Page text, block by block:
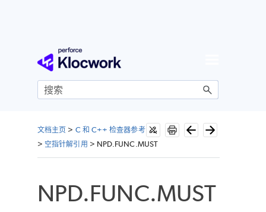
跳到主内容
文档主页 > C 和 C++ 检查器参考
> 空指针解引用 > NPD.FUNC.MUST
NPD.FUNC.MUST